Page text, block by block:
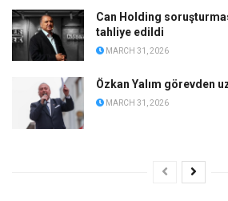
Can Holding
tahliye edildi
MARCH 31, 2026
Özkan Yalım görevden
MARCH 31, 2026